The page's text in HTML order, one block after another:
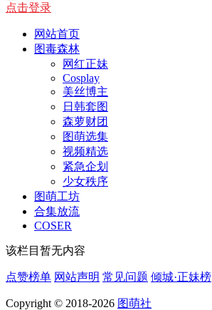
点击登录
网站首页
图毒森林
网红正妹
Cosplay
美丝博主
日韩套图
森萝财团
图萌选集
视频精选
紧急企划
少女秩序
图萌工坊
合集放流
COSER
该栏目暂无内容
点赞榜单 网站声明 常见问题 倾城·正妹榜
Copyright © 2018-2026 图萌社